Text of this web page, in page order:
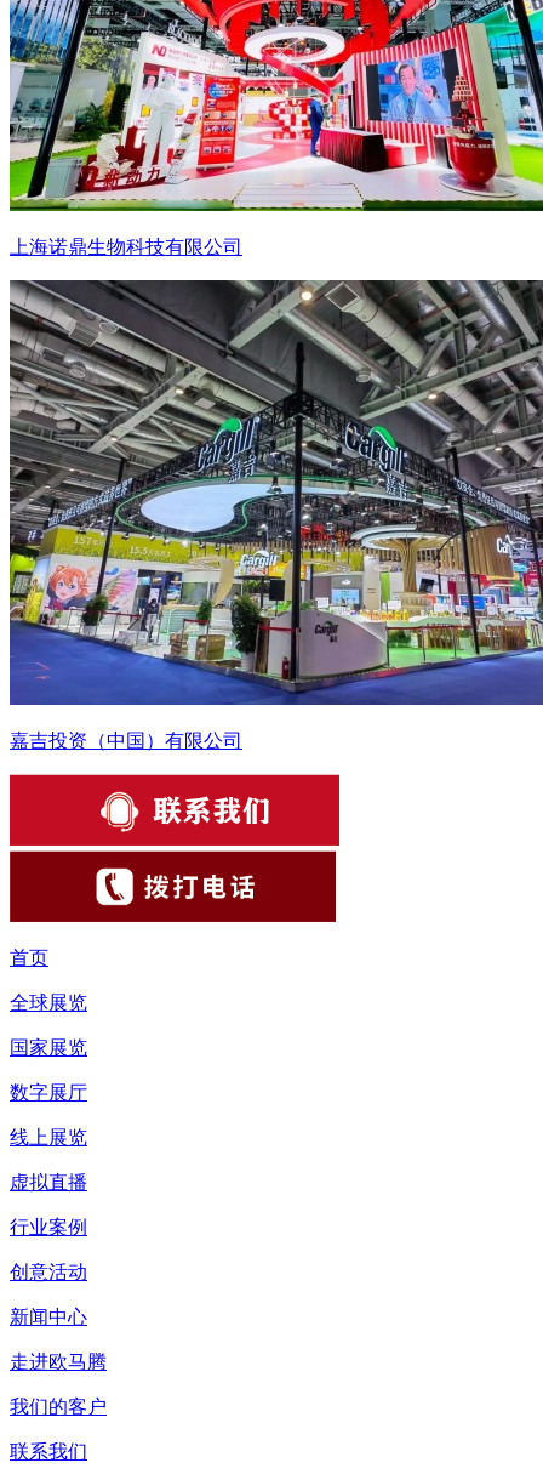
上海诺鼎生物科技有限公司
嘉吉投资（中国）有限公司
首页
全球展览
国家展览
数字展厅
线上展览
虚拟直播
行业案例
创意活动
新闻中心
走进欧马腾
我们的客户
联系我们